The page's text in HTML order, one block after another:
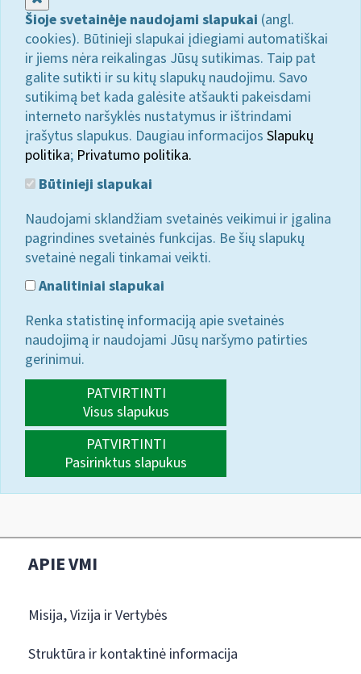
Šioje svetainėje naudojami slapukai (angl.
cookies). Būtinieji slapukai įdiegiami automatiškai
ir jiems nėra reikalingas Jūsų sutikimas. Taip pat
galite sutikti ir su kitų slapukų naudojimu. Savo
sutikimą bet kada galėsite atšaukti pakeisdami
interneto naršyklės nustatymus ir ištrindami
įrašytus slapukus. Daugiau informacijos Slapukų
politika; Privatumo politika.
Būtinieji slapukai
Naudojami sklandžiam svetainės veikimui ir įgalina
pagrindines svetainės funkcijas. Be šių slapukų
svetainė negali tinkamai veikti.
Analitiniai slapukai
Renka statistinę informaciją apie svetainės
naudojimą ir naudojami Jūsų naršymo patirties
gerinimui.
PATVIRTINTI
Visus slapukus
PATVIRTINTI
Pasirinktus slapukus
APIE VMI
Misija, Vizija ir Vertybės
Struktūra ir kontaktinė informacija